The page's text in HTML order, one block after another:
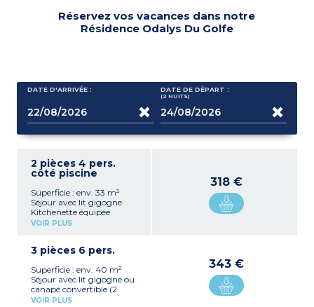
Réservez vos vacances dans notre
Résidence Odalys Du Golfe
DATE D'ARRIVÉE : DATE DE DÉPART :
(2 NUITS)
2 pièces 4 pers.
côté piscine
Superficie : env. 33 m²
Séjour avec lit gigogne
Kitchenette équipée
(plaque vitrocéramique 4
ondes/gril, lave-vaisselle,
Chambre avec 1 grand lit
Salle de bains avec
baignoire et WC, sèche-
cheveux, miroir grossissant
VOIR PLUS
318 €
3 pièces 6 pers.
Superficie : env. 40 m²
Séjour avec lit gigogne ou
canapé convertible (2
places)
VOIR PLUS
343 €